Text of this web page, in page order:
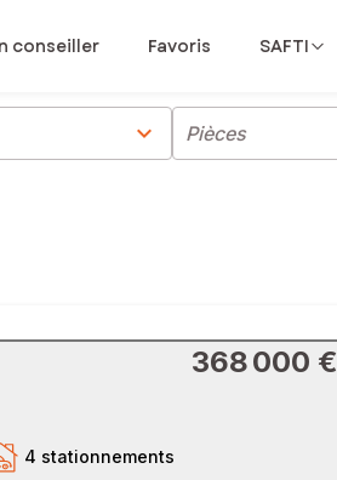
conseiller Favoris SAFTI
chevron_right Pièces
368 000 €
4 stationnements